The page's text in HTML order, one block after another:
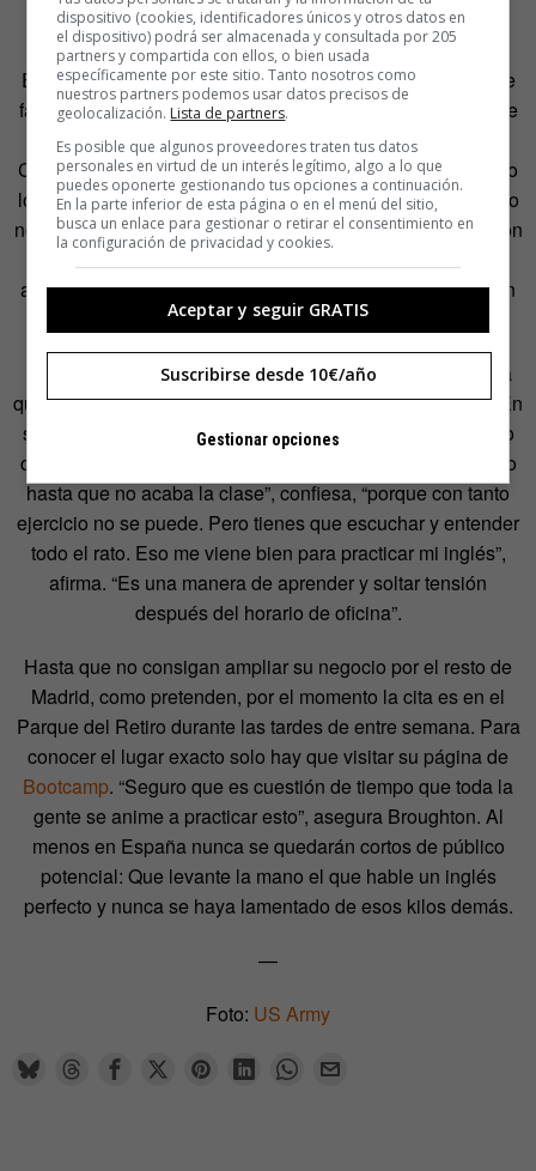
El entrenador matiza el concepto de la actividad: “No hace
falta ser militar. Nosotros no lo somos ni tenemos nada que
ver con eso. Es solo la inspiración del entrenamiento.
Consiste en una hora intensiva de ejercicio sin parar, como
los del ejército, aunque algo más amable”, tranquiliza. “Eso
no quiere decir que no seamos duros. Aquí hay que irse con
manchas de césped”. “Eso sí, se adapta a la edad del
alumno, a su capacidad y, por supuesto, a su comprensión
oral”.
Rubén, ingeniero industrial, acata obediente cada carrera
que Price le obliga a dar según está terminando sus abs. En
sus seis sesiones asegura haber mejorado su inglés tanto
como su físico. “La verdad es que hablar, no hablas mucho
hasta que no acaba la clase”, confiesa, “porque con tanto
ejercicio no se puede. Pero tienes que escuchar y entender
todo el rato. Eso me viene bien para practicar mi inglés”,
afirma. “Es una manera de aprender y soltar tensión
después del horario de oficina”.
Hasta que no consigan ampliar su negocio por el resto de
Madrid, como pretenden, por el momento la cita es en el
Parque del Retiro durante las tardes de entre semana. Para
conocer el lugar exacto solo hay que visitar su página de
Bootcamp. “Seguro que es cuestión de tiempo que toda la
gente se anime a practicar esto”, asegura Broughton. Al
menos en España nunca se quedarán cortos de público
potencial: Que levante la mano el que hable un inglés
perfecto y nunca se haya lamentado de esos kilos demás.
—
Foto: US Army
dispositivo (cookies, identificadores únicos y otros datos en
el dispositivo) podrá ser almacenada y consultada por 205
partners y compartida con ellos, o bien usada
específicamente por este sitio. Tanto nosotros como
nuestros partners podemos usar datos precisos de
geolocalización. Lista de partners.
Es posible que algunos proveedores traten tus datos
personales en virtud de un interés legítimo, algo a lo que
puedes oponerte gestionando tus opciones a continuación.
En la parte inferior de esta página o en el menú del sitio,
busca un enlace para gestionar o retirar el consentimiento en
la configuración de privacidad y cookies.
Aceptar y seguir GRATIS
Suscribirse desde 10€/año
Gestionar opciones